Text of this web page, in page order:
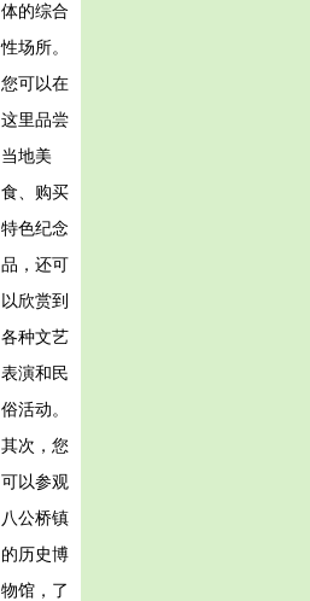
体的综合
性场所。
您可以在
这里品尝
当地美
食、购买
特色纪念
品，还可
以欣赏到
各种文艺
表演和民
俗活动。
其次，您
可以参观
八公桥镇
的历史博
物馆，了